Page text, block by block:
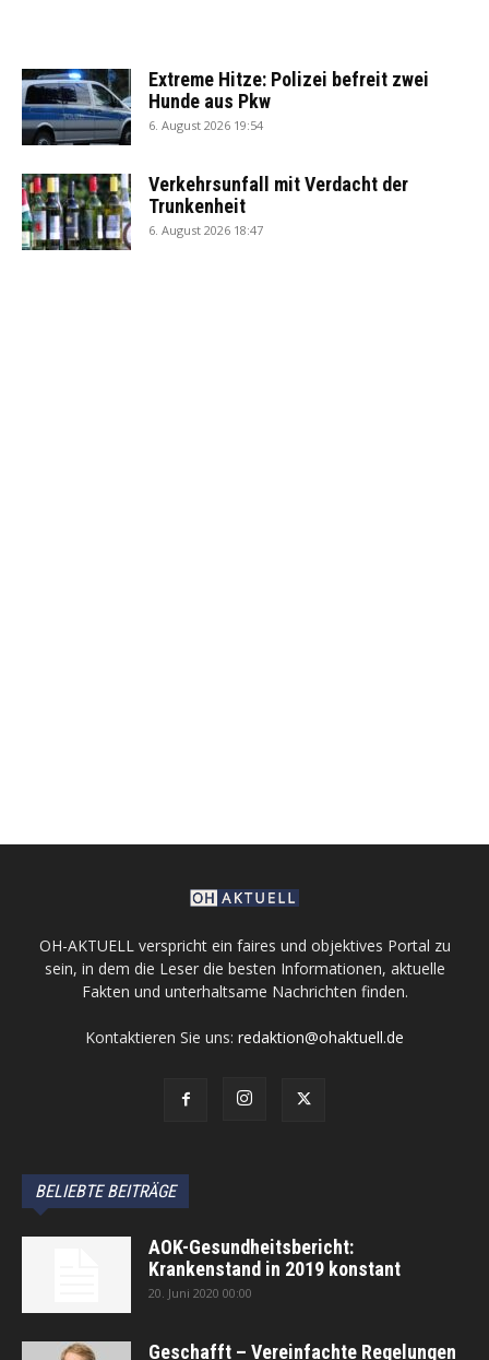
Extreme Hitze: Polizei befreit zwei
Hunde aus Pkw
6. August 2026 19:54
Verkehrsunfall mit Verdacht der
Trunkenheit
6. August 2026 18:47
OH-AKTUELL verspricht ein faires und objektives Portal zu
sein, in dem die Leser die besten Informationen, aktuelle
Fakten und unterhaltsame Nachrichten finden.
Kontaktieren Sie uns: redaktion@ohaktuell.de
BELIEBTE BEITRÄGE
AOK-Gesundheitsbericht:
Krankenstand in 2019 konstant
20. Juni 2020 00:00
Geschafft – Vereinfachte Regelungen